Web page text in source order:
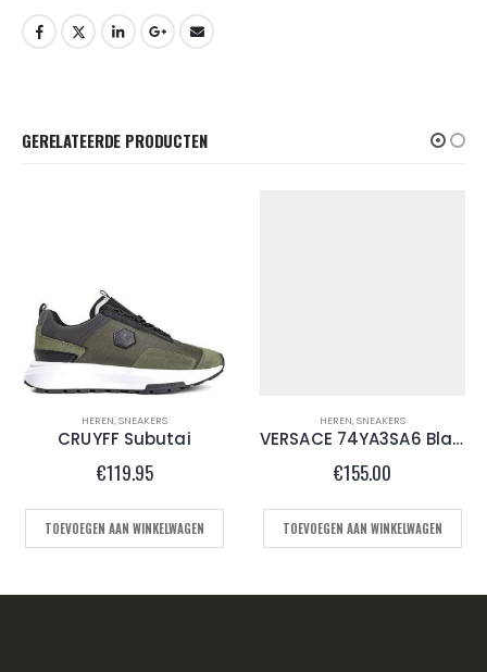
GERELATEERDE PRODUCTEN
HEREN,SNEAKERS
CRUYFF Subutai
€119.95
TOEVOEGEN AAN WINKELWAGEN
HEREN,SNEAKERS
VERSACE 74YA3SA6 Black Red
€155.00
TOEVOEGEN AAN WINKELWAGEN